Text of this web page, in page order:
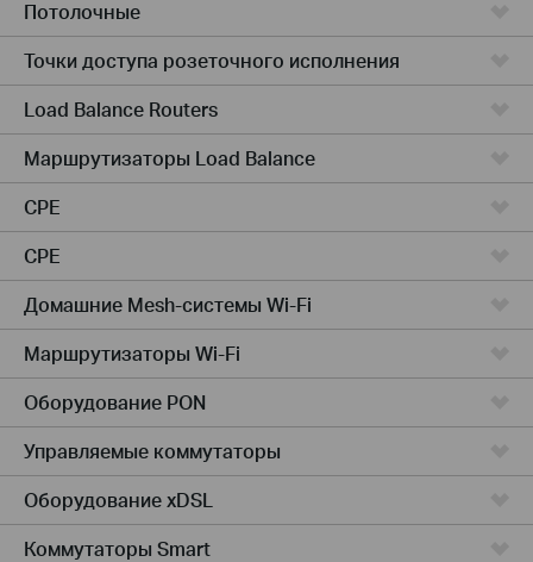
Потолочные
Точки доступа розеточного исполнения
Load Balance Routers
Маршрутизаторы Load Balance
CPE
CPE
Домашние Mesh-системы Wi-Fi
Маршрутизаторы Wi-Fi
Оборудование PON
Управляемые коммутаторы
Оборудование xDSL
Коммутаторы Smart